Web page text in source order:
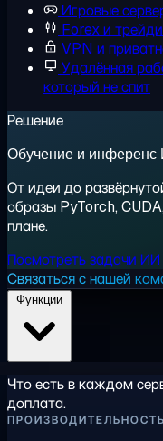
Игровые
Forex и
VPN и
Удалённая
который не спит
Решение
Обучение и
От идеи до
образы PyTorch,
плане.
Посмотреть задачи
Связаться с нашей
Что есть в каждом
доплата.
ПРОИЗВОДИТЕЛЬНОСТЬ